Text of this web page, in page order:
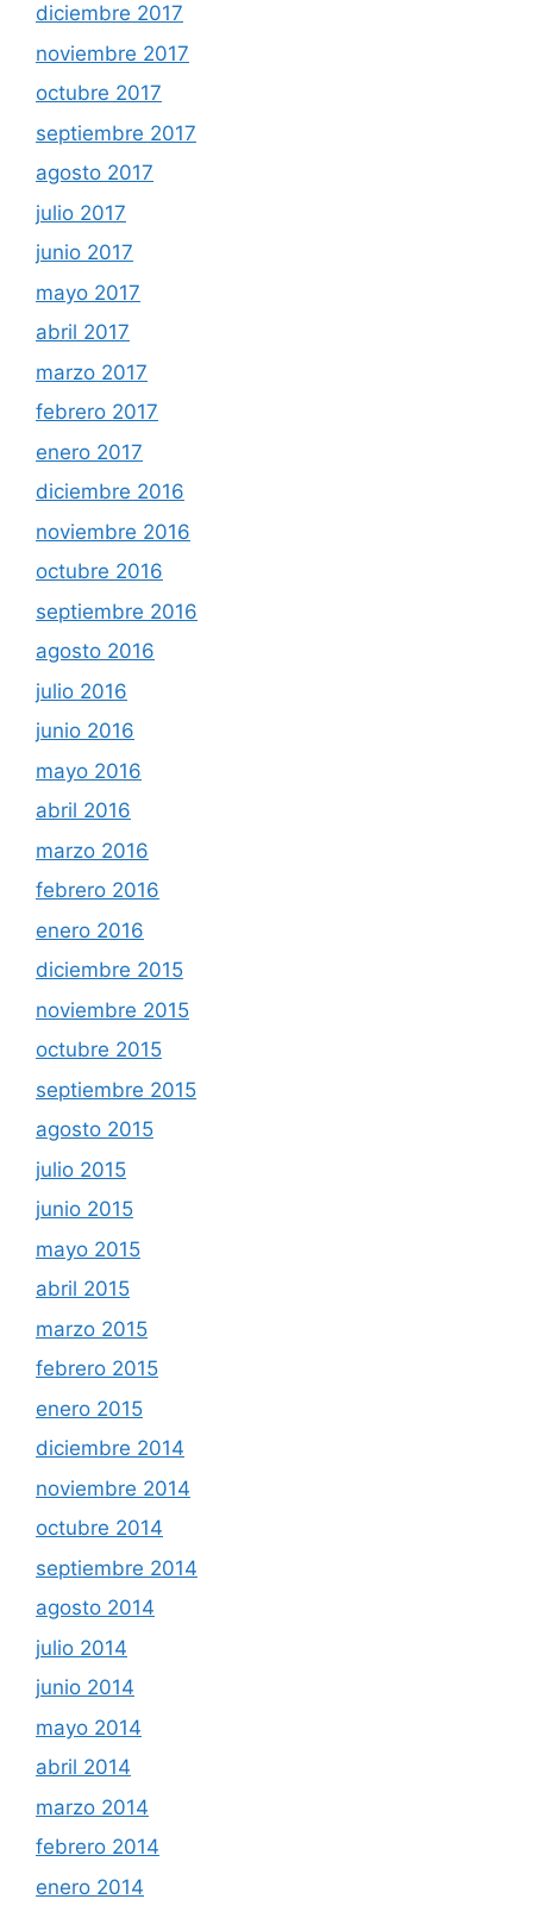
diciembre 2017
noviembre 2017
octubre 2017
septiembre 2017
agosto 2017
julio 2017
junio 2017
mayo 2017
abril 2017
marzo 2017
febrero 2017
enero 2017
diciembre 2016
noviembre 2016
octubre 2016
septiembre 2016
agosto 2016
julio 2016
junio 2016
mayo 2016
abril 2016
marzo 2016
febrero 2016
enero 2016
diciembre 2015
noviembre 2015
octubre 2015
septiembre 2015
agosto 2015
julio 2015
junio 2015
mayo 2015
abril 2015
marzo 2015
febrero 2015
enero 2015
diciembre 2014
noviembre 2014
octubre 2014
septiembre 2014
agosto 2014
julio 2014
junio 2014
mayo 2014
abril 2014
marzo 2014
febrero 2014
enero 2014